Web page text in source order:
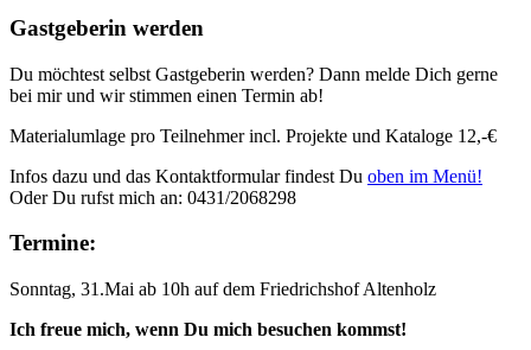
Gastgeberin werden
Du möchtest selbst Gastgeberin werden? Dann melde Dich gerne
bei mir und wir stimmen einen Termin ab!
Materialumlage pro Teilnehmer incl. Projekte und Kataloge 12,-€
Infos dazu und das Kontaktformular findest Du oben im Menü!
Oder Du rufst mich an: 0431/2068298
Termine:
Sonntag, 31.Mai ab 10h auf dem Friedrichshof Altenholz
Ich freue mich, wenn Du mich besuchen kommst!